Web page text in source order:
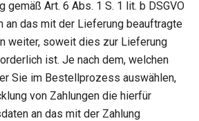
gemäß Art. 6 Abs. 1 S. 1 lit. b DSGVO
an das mit der Lieferung beauftragte
weiter, soweit dies zur Lieferung
ist. Je nach dem, welchen
Sie im Bestellprozess auswählen,
von Zahlungen die hierfür
an das mit der Zahlung